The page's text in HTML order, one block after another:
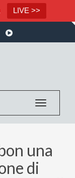
LIVE >>
Toggle
una
di